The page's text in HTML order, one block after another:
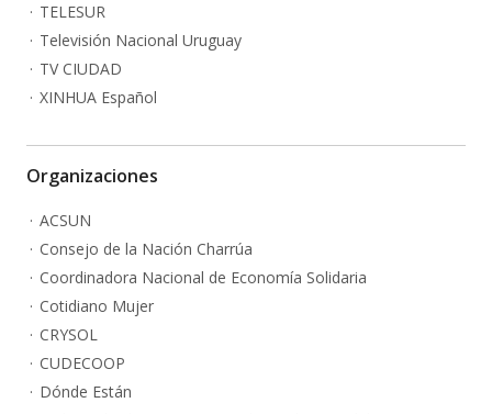
TELESUR
Televisión Nacional Uruguay
TV CIUDAD
XINHUA Español
Organizaciones
ACSUN
Consejo de la Nación Charrúa
Coordinadora Nacional de Economía Solidaria
Cotidiano Mujer
CRYSOL
CUDECOOP
Dónde Están